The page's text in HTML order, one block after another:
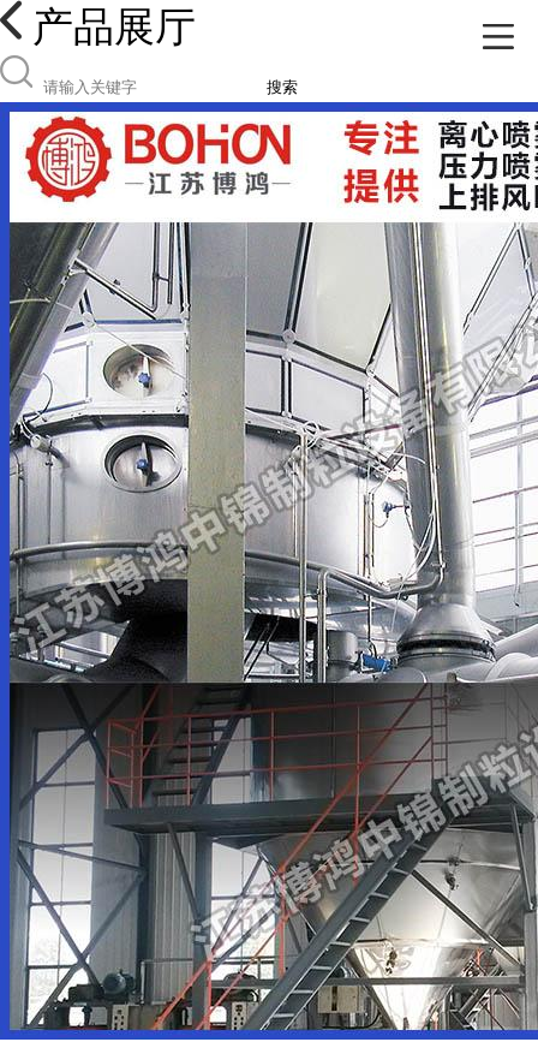
产品展厅
搜索